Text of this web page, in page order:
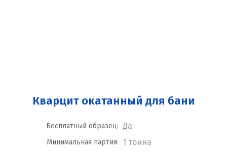
Кварцит окатанный для бани
Бесплатный образец: Да
Минимальная партия: 1 тонна